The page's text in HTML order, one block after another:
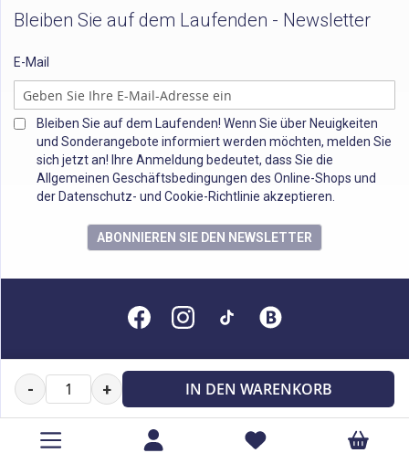
- + IN DEN WARENKORB
Bleiben Sie auf dem Laufenden - Newsletter
E-Mail
Bleiben Sie auf dem Laufenden! Wenn Sie über Neuigkeiten
und Sonderangebote informiert werden möchten, melden Sie
sich jetzt an! Ihre Anmeldung bedeutet, dass Sie die
Allgemeinen Geschäftsbedingungen des Online-Shops und
der Datenschutz- und Cookie-Richtlinie akzeptieren.
ABONNIEREN SIE DEN NEWSLETTER
Alle Rechte vorbehalten